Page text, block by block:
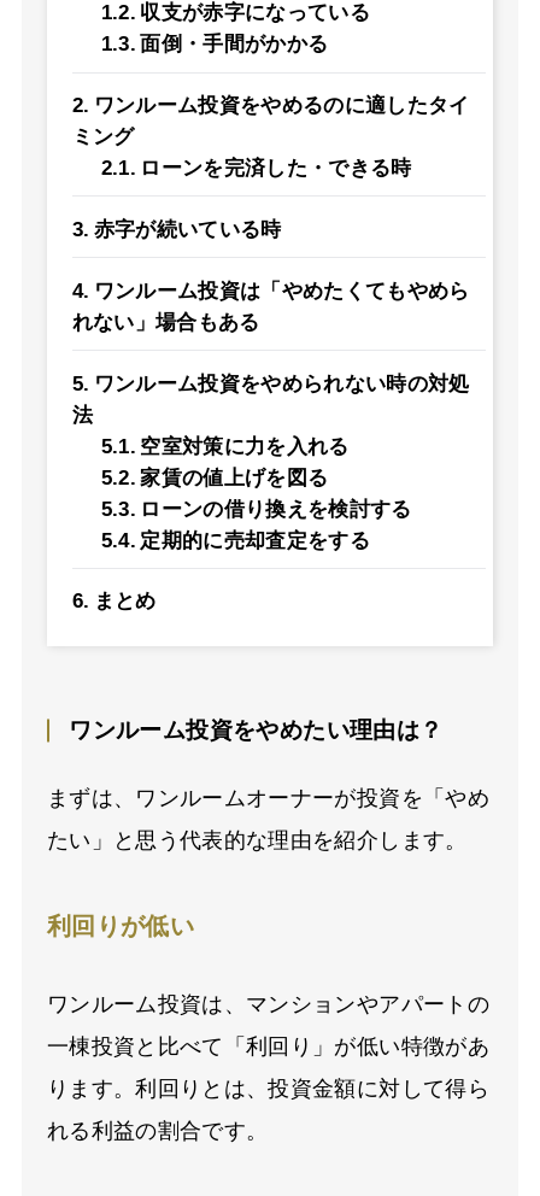
収支が赤字になっている
面倒・手間がかかる
ワンルーム投資をやめるのに適したタイ
ミング
ローンを完済した・できる時
赤字が続いている時
ワンルーム投資は「やめたくてもやめら
れない」場合もある
ワンルーム投資をやめられない時の対処
法
空室対策に力を入れる
家賃の値上げを図る
ローンの借り換えを検討する
定期的に売却査定をする
まとめ
ワンルーム投資をやめたい理由は？
まずは、ワンルームオーナーが投資を「やめ
たい」と思う代表的な理由を紹介します。
利回りが低い
ワンルーム投資は、マンションやアパートの
一棟投資と比べて「利回り」が低い特徴があ
ります。利回りとは、投資金額に対して得ら
れる利益の割合です。